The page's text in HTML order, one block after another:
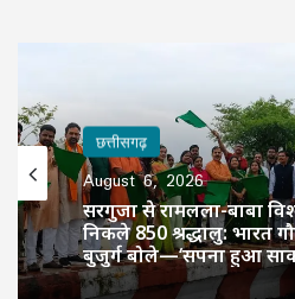
छत्तीसगढ़
August 6, 2026
सरगुजा से रामलला-बाबा
निकले 850 श्रद्धालु: भारत
बुजुर्ग बोले—‘सपना हुआ